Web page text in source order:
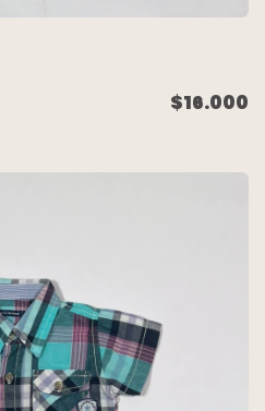
$16.000